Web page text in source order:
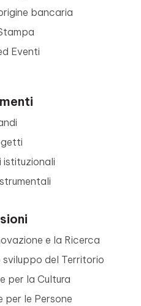
bancaria
Eventi
istituzionali
e la Ricerca
del Territorio
per la Cultura
per le Persone